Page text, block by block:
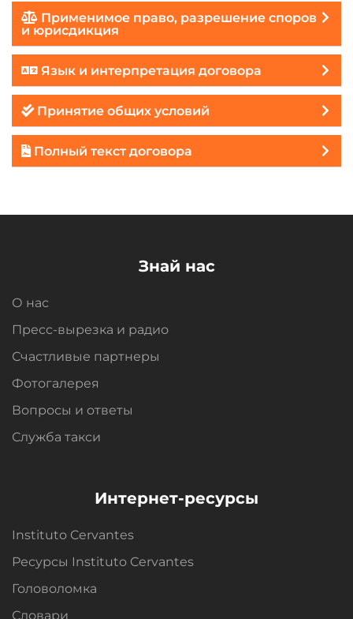
Применимое право, разрешение споров
и юрисдикция
Язык и интерпретация договора
Принятие общих условий
Полный текст договора
Знай нас
О нас
Пресс-вырезка и радио
Счастливые партнеры
Фотогалерея
Вопросы и oтветы
Служба такси
Интернет-ресурсы
Instituto Cervantes
Ресурсы Instituto Cervantes
Головоломка
Словари